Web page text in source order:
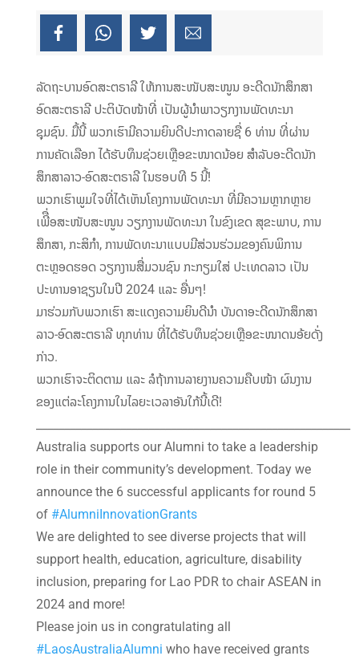
ລັດຖະບານອົດສະຕຣາລີ ໃຫ້ການສະໜັບສະໜູນ ອະດີດນັກສຶກສາ
ອົດສະຕຣາລີ ປະຕິບັດໜ້າທີ່ ເປັນຜູ້ນຳພາວຽກງານພັດທະນາ
ຊຸມຊົນ. ມື້ນີ້ ພວກເຮົາມີຄວາມຍິນດີປະກາດລາຍຊື່ 6 ທ່ານ ທີ່ຜ່ານ
ການຄັດເລືອກ ໄດ້ຮັບທຶນຊ່ວຍເຫຼືອຂະໜາດນ້ອຍ ສຳລັບອະດີດນັກ
ສຶກສາລາວ-ອົດສະຕຣາລີ ໃນຮອບທີ 5 ນີ້!
ພວກເຮົາພູມໃຈທີ່ໄດ້ເຫັນໂຄງການພັດທະນາ ທີ່ມີຄວາມຫຼາກຫຼາຍ
ເພີື່ອສະໜັບສະໜູນ ວຽກງານພັດທະນາ ໃນຂົງເຂດ ສຸຂະພາບ, ການ
ສຶກສາ, ກະສິກໍາ, ການພັດທະນາແບບມີສ່ວນຮ່ວມຂອງຄົນພິການ
ຕະຫຼອດຮອດ ວຽກງານສື່ມວນຊົນ ກະກຽມໃສ່ ປະເທດລາວ ເປັນ
ປະທານອາຊຽນໃນປີ 2024 ແລະ ອື່ນໆ!
ມາຮ່ວມກັບພວກເຮົາ ສະແດງຄວາມຍິນດີນຳ ບັນດາອະດີດນັກສຶກສາ
ລາວ-ອົດສະຕຣາລີ ທຸກທ່ານ ທີ່ໄດ້ຮັບທຶນຊ່ວຍເຫຼືອຂະໜາດນອ້ຍດັ່ງ
ກ່າວ.
ພວກເຮົາຈະຕິດຕາມ ແລະ ລໍຖ້າການລາຍງານຄວາມຄືບໜ້າ ຜົນງານ
ຂອງແຕ່ລະໂຄງການໃນໄລຍະເວລາອັນໃກ້ນີ້ເດີ!
________________________________________________________
Australia supports our Alumni to take a leadership
role in their community’s development. Today we
announce the 6 successful applicants for round 5
of#AlumniInnovationGrants
We are delighted to see diverse projects that will
support health, education, agriculture, disability
inclusion, preparing for Lao PDR to chair ASEAN in
2024 and more!
Please join us in congratulating all
#LaosAustraliaAlumniwho have received grants